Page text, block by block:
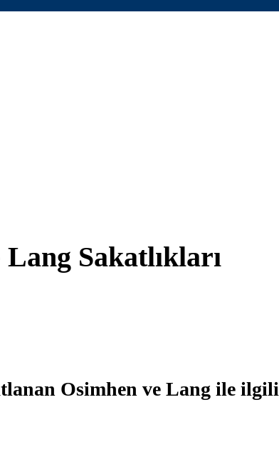
Sakatlıkları
Osimhen ve Lang ile ilgili